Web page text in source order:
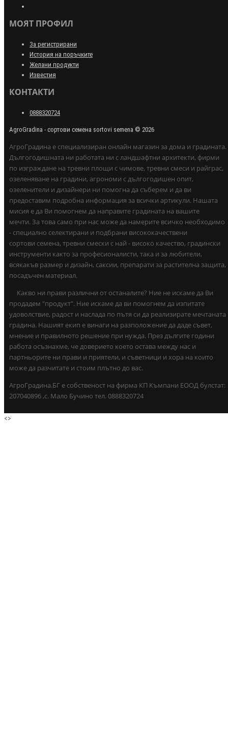
МОЯТ ПРОФИЛ
За регистрирани
История на поръчките
Желани продукти
Известия
КОНТАКТИ
0888320724
AgroGradina - сортови семена sortovi semena © 2026
АгроГрадина е специализиран онлайн магазин за дома и градината.
Дългогодишната ни работата ни с ландшафтни архитекти, фирми
по изграждане на тревни площи с чимове, тревни смеси и райграс,
озеленяване на градини, агрономи с дългогодишен опит,
озеленители и дизайнери ни помогна да съберем и да ви
предоставим подробна информация за всички артикули. Нашата
мисия е да Ви помогнем да направите градината на вашите
мечти. За това само при нас може да намерите всичко необходимо
- специално селектирани и подбрани висококачествени
сортови семена, тревни смески с най - високо качество, градински
инструменти както за професионалисти, така и за любители,
всякакъв размер и дизайн, саксии, препарати за растителна защита,
посадъчен материал.
Какво ни прави различни от останалите? Ние не искаме да Ви
продадем "продукт". Ние искаме да ви помогнем да изпитате
удоволствие, радост и наслада по пътя си да реализирате мечтаната
градина. Нашият екип е винаги на разположение да даде съвет,
мнение и правилното решение при нужда. През дългите години
работа осъзнахме, че доверието което остава между нас и
партньорите ни прави и приятели, и съветници и хора на които
може да разчитате и стоим плътно до вас.
АгроГрадина.БГ е собственост на фирма КП Къмпани ЕООД булстат:
207040896 ,с. Мало Бучино тел. 0888320724
<>